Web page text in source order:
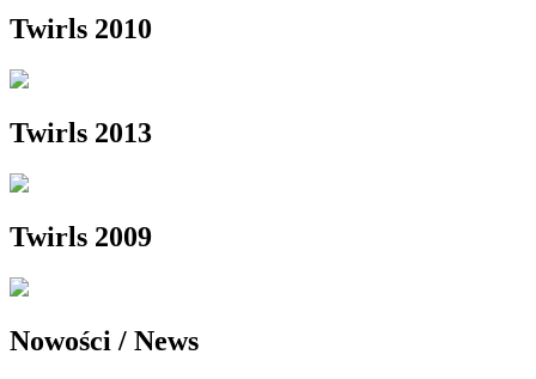
Twirls 2010
Twirls 2013
Twirls 2009
Nowości / News